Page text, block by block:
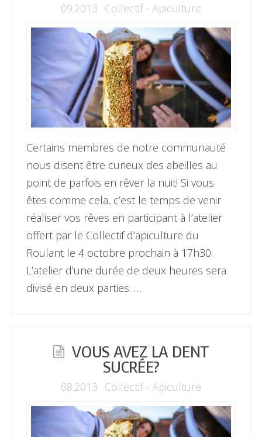
09.2013 Collectif - Apiculture
Certains membres de notre communauté
nous disent être curieux des abeilles au
point de parfois en rêver la nuit! Si vous
êtes comme cela, c’est le temps de venir
réaliser vos rêves en participant à l’atelier
offert par le Collectif d’apiculture du
Roulant le 4 octobre prochain à 17h30.
L’atelier d’une durée de deux heures sera
divisé en deux parties. …
VOUS AVEZ LA DENT
SUCRÉE?
08.2013 Collectif - Apiculture